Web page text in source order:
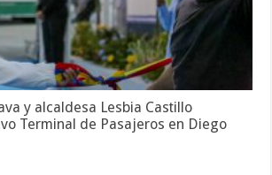
y alcaldesa Lesbia Castillo
Terminal de Pasajeros en Diego